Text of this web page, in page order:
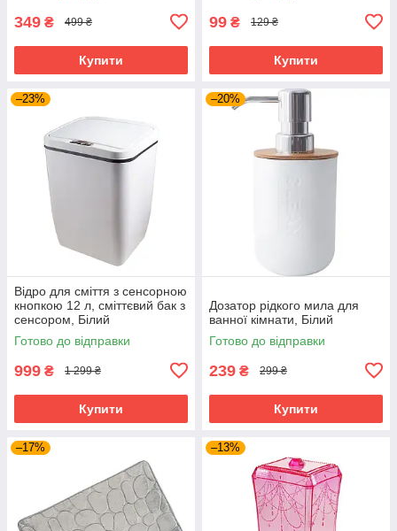
349 ₴ 499 ₴
Купити
99 ₴ 129 ₴
Купити
–23%
Відро для сміття з сенсорною
кнопкою 12 л, сміттєвий бак з
сенсором, Білий
Готово до відправки
999 ₴ 1 299 ₴
Купити
–20%
Дозатор рідкого мила для
ванної кімнати, Білий
Готово до відправки
239 ₴ 299 ₴
Купити
–17% –13%